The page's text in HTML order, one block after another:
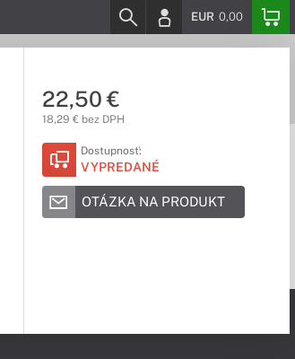
EUR 0,00
22,50 €
18,29 € bez DPH
Dostupnosť:
VYPREDANÉ
OTÁZKA NA PRODUKT